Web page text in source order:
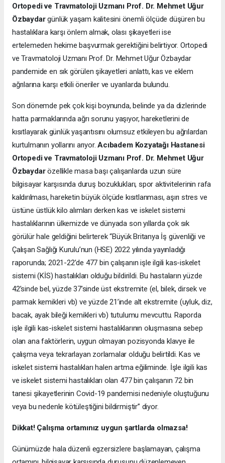
Ortopedi ve Travmatoloji Uzmanı Prof. Dr. Mehmet Uğur
Özbaydargünlük yaşam kalitesini önemli ölçüde düşüren bu
hastalıklara karşı önlem almak, olası şikayetleri ise
ertelemeden hekime başvurmak gerektiğini belirtiyor. Ortopedi
ve Travmatoloji Uzmanı Prof. Dr. Mehmet Uğur Özbaydar
pandemide en sık görülen şikayetleri anlattı, kas ve eklem
ağrılarına karşı etkili öneriler ve uyarılarda bulundu.
Son dönemde pek çok kişi boynunda, belinde ya da dizlerinde
hatta parmaklarında ağrı sorunu yaşıyor, hareketlerini de
kısıtlayarak günlük yaşantısını olumsuz etkileyen bu ağrılardan
kurtulmanın yollarını arıyor.Acıbadem Kozyatağı Hastanesi
Ortopedi ve Travmatoloji Uzmanı Prof. Dr. Mehmet Uğur
Özbaydarözellikle masa başı çalışanlarda uzun süre
bilgisayar karşısında duruş bozuklukları, spor aktivitelerinin rafa
kaldırılması, hareketin büyük ölçüde kısıtlanması, aşırı stres ve
üstüne üstlük kilo alımları derken kas ve iskelet sistemi
hastalıklarının ülkemizde ve dünyada son yıllarda çok sık
görülür hale geldiğini belirterek “Büyük Britanya İş güvenliği ve
Çalışan Sağlığı Kurulu’nun (HSE) 2022 yılında yayınladığı
raporunda; 2021-22’de 477 bin çalışanın işle ilgili kas-iskelet
sistemi (KİS) hastalıkları olduğu bildirildi. Bu hastaların yüzde
42’sinde bel, yüzde 37’sinde üst ekstremite (el, bilek, dirsek ve
parmak kemikleri vb) ve yüzde 21’inde alt ekstremite (uyluk, diz,
bacak, ayak bileği kemikleri vb) tutulumu mevcuttu. Raporda
işle ilgili kas-iskelet sistemi hastalıklarının oluşmasına sebep
olan ana faktörlerin, uygun olmayan pozisyonda klavye ile
çalışma veya tekrarlayan zorlamalar olduğu belirtildi. Kas ve
iskelet sistemi hastalıkları halen artma eğiliminde. İşle ilgili kas
ve iskelet sistemi hastalıkları olan 477 bin çalışanın 72 bin
tanesi şikayetlerinin Covid-19 pandemisi nedeniyle oluştuğunu
veya bu nedenle kötüleştiğini bildirmiştir” diyor.
Dikkat! Çalışma ortamınız uygun şartlarda olmazsa!
Günümüzde hala düzenli egzersizlere başlamayan, çalışma